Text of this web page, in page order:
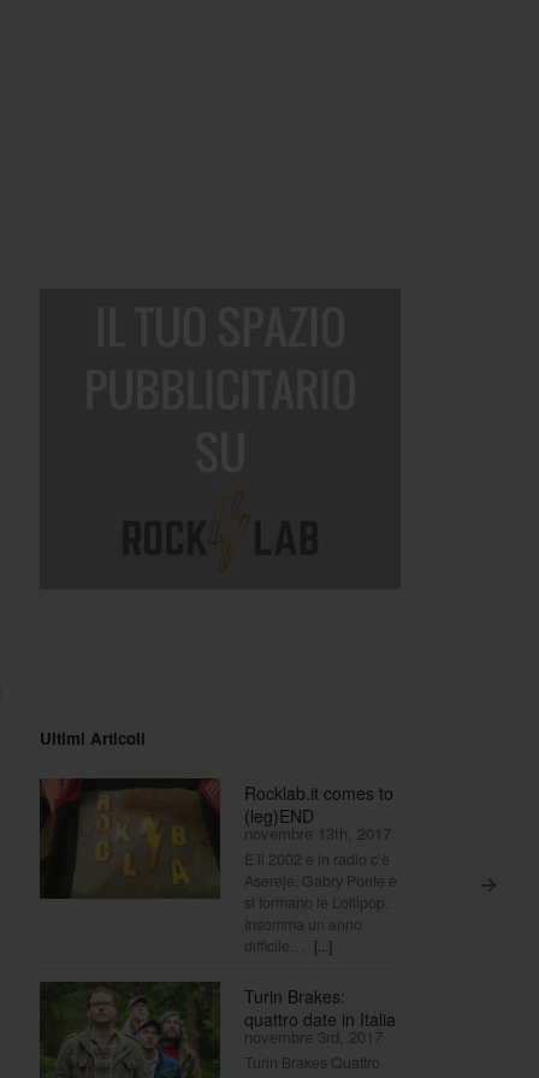
>
Ultimi Articoli
Rocklab.it comes to
(leg)END
novembre 13th, 2017
È il 2002 e in radio c’è
Asereje, Gabry Ponte e
si formano le Lollipop.
Insomma un anno
difficile… [...]
Turin Brakes:
quattro date in Italia
novembre 3rd, 2017
Turin Brakes Quattro